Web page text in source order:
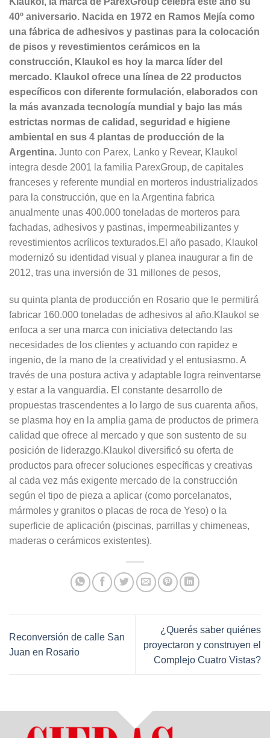
40º aniversario. Nacida en 1972 en Ramos Mejía como
una fábrica de adhesivos y pastinas para la colocación
de pisos y revestimientos cerámicos en la
construcción, Klaukol es hoy la marca líder del
mercado. Klaukol ofrece una línea de 22 productos
específicos con diferente formulación, elaborados con
la más avanzada tecnología mundial y bajo las más
estrictas normas de calidad, seguridad e higiene
ambiental en sus 4 plantas de producción de la
Argentina. Junto con Parex, Lanko y Revear, Klaukol
integra desde 2001 la familia ParexGroup, de capitales
franceses y referente mundial en morteros industrializados
para la construcción, que en la Argentina fabrica
anualmente unas 400.000 toneladas de morteros para
fachadas, adhesivos y pastinas, impermeabilizantes y
revestimientos acrílicos texturados.El año pasado, Klaukol
modernizó su identidad visual y planea inaugurar a fin de
2012, tras una inversión de 31 millones de pesos,
su quinta planta de producción en Rosario que le permitirá
fabricar 160.000 toneladas de adhesivos al año.Klaukol se
enfoca a ser una marca con iniciativa detectando las
necesidades de los clientes y actuando con rapidez e
ingenio, de la mano de la creatividad y el entusiasmo. A
través de una postura activa y adaptable logra reinventarse
y estar a la vanguardia. El constante desarrollo de
propuestas trascendentes a lo largo de sus cuarenta años,
se plasma hoy en la amplia gama de productos de primera
calidad que ofrece al mercado y que son sustento de su
posición de liderazgo.Klaukol diversificó su oferta de
productos para ofrecer soluciones específicas y creativas
al cada vez más exigente mercado de la construcción
según el tipo de pieza a aplicar (como porcelanatos,
mármoles y granitos o placas de roca de Yeso) o la
superficie de aplicación (piscinas, parrillas y chimeneas,
maderas o cerámicos existentes).
Reconversión de calle San
Juan en Rosario
¿Querés saber quiénes
proyectaron y construyen el
Complejo Cuatro Vistas?